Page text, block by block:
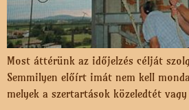
Most áttérünk az időjelzés célját
Semmilyen előírt imát nem kell
melyek a szertartások közeledtét